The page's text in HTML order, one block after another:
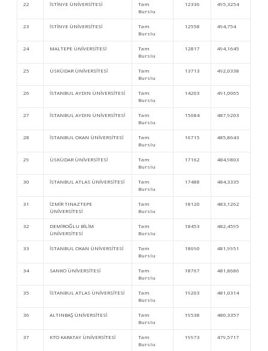
22 İSTİNYE ÜNİVERSİTESİ
Tam
Burslu
12336 495,3254
23 İSTİNYE ÜNİVERSİTESİ
Tam
Burslu
12558 494,754
24 MALTEPE ÜNİVERSİTESİ
Tam
Burslu
12817 494,1645
25 ÜSKÜDAR ÜNİVERSİTESİ
Tam
Burslu
13713 492,0338
26 İSTANBUL AYDIN ÜNİVERSİTESİ
Tam
Burslu
14203 491,0065
27 İSTANBUL AYDIN ÜNİVERSİTESİ
Tam
Burslu
15684 487,9203
28 İSTANBUL OKAN ÜNİVERSİTESİ
Tam
Burslu
16715 485,8643
29 ÜSKÜDAR ÜNİVERSİTESİ
Tam
Burslu
17162 484,9803
30 İSTANBUL ATLAS ÜNİVERSİTESİ
Tam
Burslu
17488 484,3335
31
İZMİR TINAZTEPE
ÜNİVERSİTESİ
Tam
Burslu
18120 483,1262
32
DEMİROĞLU BİLİM
ÜNİVERSİTESİ
Tam
Burslu
18453 482,4595
33 İSTANBUL OKAN ÜNİVERSİTESİ
Tam
Burslu
18690 481,9951
34 SANKO ÜNİVERSİTESİ
Tam
Burslu
18767 481,8686
35 İSTANBUL ATLAS ÜNİVERSİTESİ
Tam
Burslu
19203 481,0314
36 ALTINBAŞ ÜNİVERSİTESİ
Tam
Burslu
19538 480,3357
37 KTO KARATAY ÜNİVERSİTESİ
Tam
Burslu
19973 479,5717